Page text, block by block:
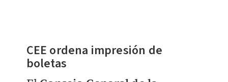
CEE ordena impresión de
boletas